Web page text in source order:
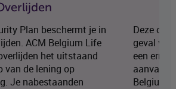
Plan beschermt je in
ACM Belgium Life
het uitstaand
van de lening op
Je nabestaanden
Deze
geval
een
aanvang
Belgium